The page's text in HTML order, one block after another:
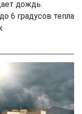
дождь.
6 градусов тепла